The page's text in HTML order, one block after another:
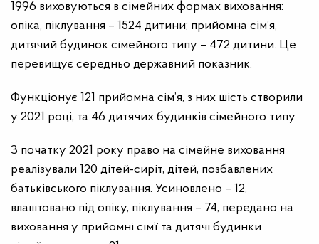
1996 виховуються в сімейних формах виховання:
опіка, піклування – 1524 дитини; прийомна сім’я,
дитячий будинок сімейного типу – 472 дитини. Це
перевищує середньо державний показник.
Функціонує 121 прийомна сім’я, з них шість створили
у 2021 році, та 46 дитячих будинків сімейного типу.
З початку 2021 року право на сімейне виховання
реалізували 120 дітей-сиріт, дітей, позбавлених
батьківського піклування. Усиновлено – 12,
влаштовано під опіку, піклування – 74, передано на
виховання у прийомні сім’ї та дитячі будинки